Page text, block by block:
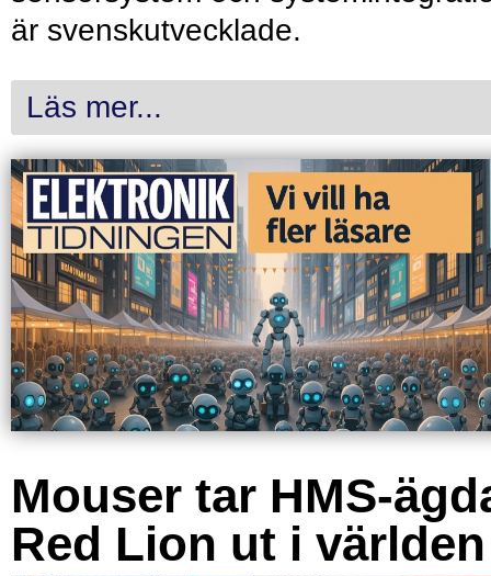
är svenskutvecklade.
Läs mer...
Mouser tar HMS-
Red Lion ut i världen